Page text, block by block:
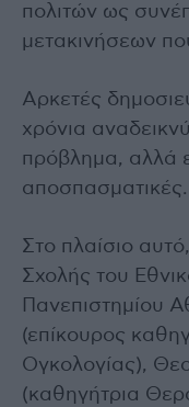
πολιτών ως
μετακινήσεων
Αρκετές
χρόνια
πρόβλημα, αλλά
αποσπασματικές.
Στο πλαίσιο
Σχολής του
Πανεπιστημίου
(επίκουρος
Ογκολογίας),
(καθηγήτρια